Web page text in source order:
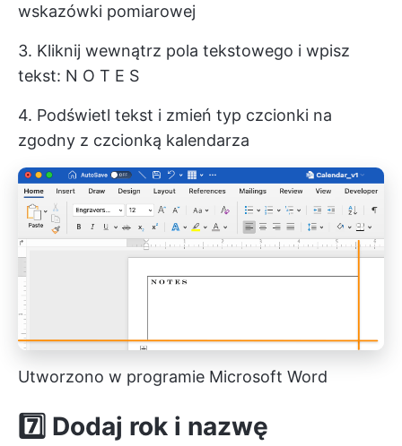
wskazówki pomiarowej
3. Kliknij wewnątrz pola tekstowego i wpisz
tekst: N O T E S
4. Podświetl tekst i zmień typ czcionki na
zgodny z czcionką kalendarza
Utworzono w programie Microsoft Word
7️⃣ Dodaj rok i nazwę